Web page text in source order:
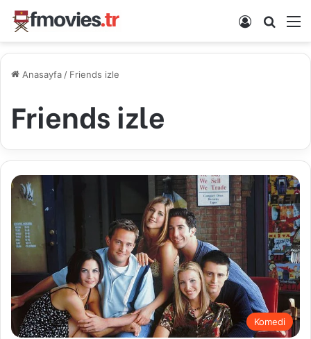
Kayıt Ol
Anasayfa / Friends izle
Friends izle
Komedi